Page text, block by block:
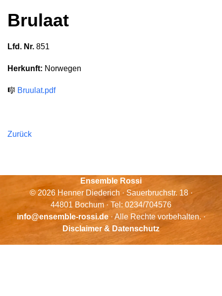
Brulaat
Lfd. Nr. 851
Herkunft: Norwegen
🎼 Bruulat.pdf
Zurück
Ensemble Rossi
© 2026 Henner Diederich · Sauerbruchstr. 18 ·
44801 Bochum · Tel: 0234/704576
info@ensemble-rossi.de· Alle Rechte vorbehalten. ·
Disclaimer & Datenschutz